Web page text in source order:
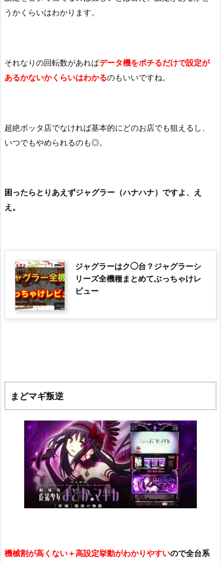
うかくらいはわかります。
それなりの回転数があればデータ機をポチるだけで設定が
あるかないかくらいはわかるのもいいですね。
超絶ボッタ店でなければ基本的にどのお店でも狙えるし、
いつでもやめられるのも◎。
困ったらとりあえずジャグラー（ハナハナ）ですよ、え
え。
ジャグラーはク◯台？ジャグラーシ
リーズ全機種まとめてぶっちゃけレ
ビュー
まどマギ叛逆
機械割が高くない＋高設定挙動がわかりやすいので全台系